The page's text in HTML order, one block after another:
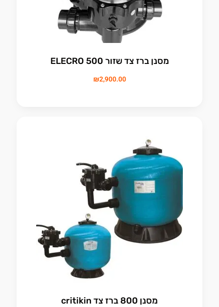
מסנן ברז צד שזור 500 ELECRO
₪2,900.00
מסנן 800 ברז צד critikin